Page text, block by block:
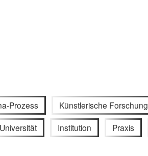
Prozess Künstlerische Forschung
Universität Institution Praxis